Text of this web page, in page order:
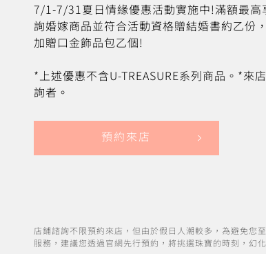
7/1-7/31夏日情緣優惠活動實施中!滿額最高
詢婚嫁商品並符合活動資格贈結婚書約乙份
加贈口金飾品包乙個!
*上述優惠不含U-TREASURE系列商品。*來
詢者。
預約來店
店鋪諮詢不限預約來店，但由於假日人潮較多，為避免您
服務，建議您透過官網先行預約，將挑選珠寶的時刻，幻